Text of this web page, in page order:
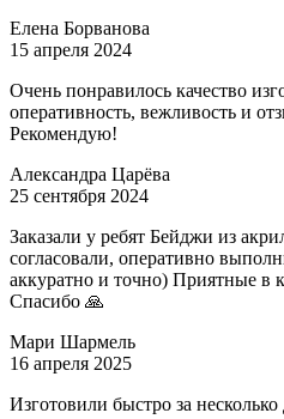
Елена Борванова
15 апреля 2024
Очень понравилось качество
оперативность, вежливость и
Рекомендую!
Александра Царёва
25 сентября 2024
Заказали у ребят Бейджи из
согласовали, оперативно
аккуратно и точно) Приятные в
Спасибо 🙏
Мари Шармель
16 апреля 2025
Изготовили быстро за